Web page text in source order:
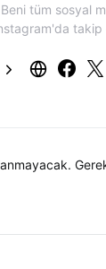
tüm sosyal
takip